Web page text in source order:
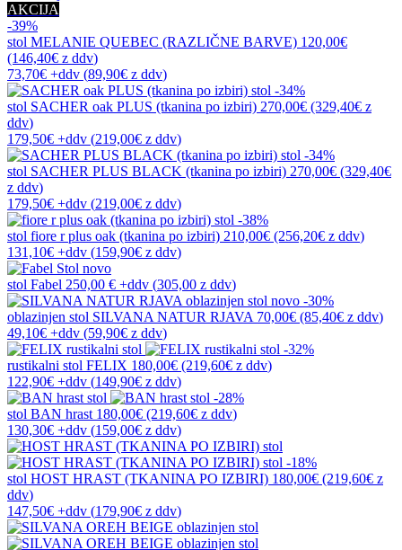
AKCIJA
-39%
stol MELANIE QUEBEC (RAZLIČNE BARVE) 120,00€
(146,40€ z ddv)
73,70€ +ddv (89,90€ z ddv)
-34%
stol SACHER oak PLUS (tkanina po izbiri) 270,00€ (329,40€ z
ddv)
179,50€ +ddv (219,00€ z ddv)
-34%
stol SACHER PLUS BLACK (tkanina po izbiri) 270,00€ (329,40€
z ddv)
179,50€ +ddv (219,00€ z ddv)
-38%
stol fiore r plus oak (tkanina po izbiri) 210,00€ (256,20€ z ddv)
131,10€ +ddv (159,90€ z ddv)
novo
stol Fabel 250,00 € +ddv (305,00 z ddv)
novo -30%
oblazinjen stol SILVANA NATUR RJAVA 70,00€ (85,40€ z ddv)
49,10€ +ddv (59,90€ z ddv)
-32%
rustikalni stol FELIX 180,00€ (219,60€ z ddv)
122,90€ +ddv (149,90€ z ddv)
-28%
stol BAN hrast 180,00€ (219,60€ z ddv)
130,30€ +ddv (159,00€ z ddv)
-18%
stol HOST HRAST (TKANINA PO IZBIRI) 180,00€ (219,60€ z
ddv)
147,50€ +ddv (179,90€ z ddv)